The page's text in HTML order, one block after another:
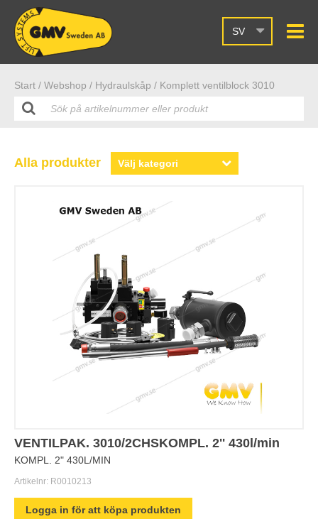
SV
Start / Webshop / Hydraulskåp / Komplett ventilblock 3010
Alla produkter
VENTILPAK. 3010/2CHSKOMPL. 2'' 430l/min
KOMPL. 2" 430L/MIN
Artikelnr: R0010213
Logga in för att köpa produkten